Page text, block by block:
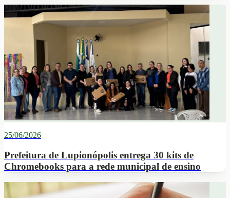
25/06/2026
Prefeitura de Lupionópolis entrega 30 kits de
Chromebooks para a rede municipal de ensino